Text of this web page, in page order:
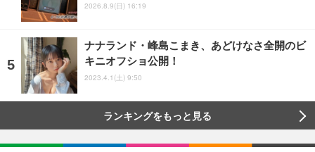
2026.8.9(日) 16:19
ナナランド・峰島こまき、あどけなさ全開のビ
キニオフショ公開！
2023.4.1(土) 9:50
ランキングをもっと見る